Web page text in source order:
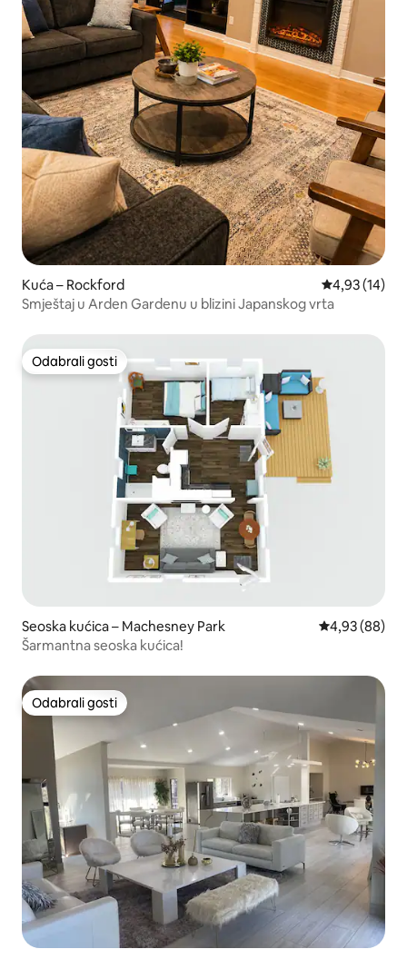
Kuća – Rockford Prosječna
4,93 (14)
Smještaj u Arden Gardenu u blizini Japanskog vrta
Odabrali gosti
Odabrali gosti
Seoska kućica – Machesney Park Prosječna
4,93 (88)
Šarmantna seoska kućica!
Odabrali gosti
Odabrali gosti